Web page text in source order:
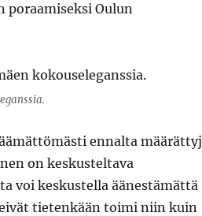
poraamiseksi Oulun
ennalta
on keskusteltava
voi keskustella äänestämättä
tietenkään toimi niin kuin